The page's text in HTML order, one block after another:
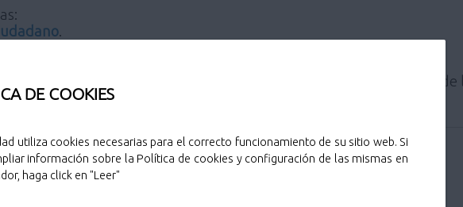
DE COOKIES
utiliza cookies necesarias para el correcto funcionamiento de su sitio web. Si
información sobre la Política de cookies y configuración de las mismas en
haga click en "Leer"
a relacionarse electrónicamente con la Administración
sede electrónica del Ayuntamiento de Pozuelo de Alarcón (a través de
ELECTRÓNICA: